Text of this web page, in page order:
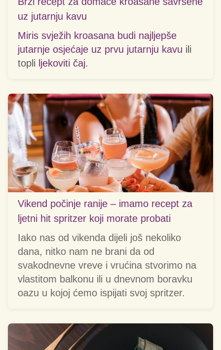
uz jutarnju kavu
Miris svježih kroasana budi najljepše
jutarnje osjećaje uz prvu jutarnju kavu ili
topli ljekoviti čaj.
Vikend počinje ranije – imamo recept za
ljetni hit spritzer koji morate probati
Iako nas od vikenda dijeli još nekoliko
dana, nitko nam ne brani da od
svakodnevne vreve i vrućina stvorimo na
vlastitom balkonu ili u dnevnom boravku
oazu u kojoj ćemo ispijati svoj spritzer.